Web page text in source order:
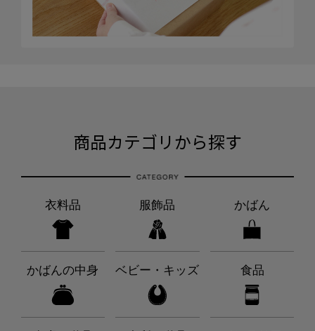
商品カテゴリから探す
衣料品 服飾品 かばん
かばんの中身 ベビー・キッズ 食品